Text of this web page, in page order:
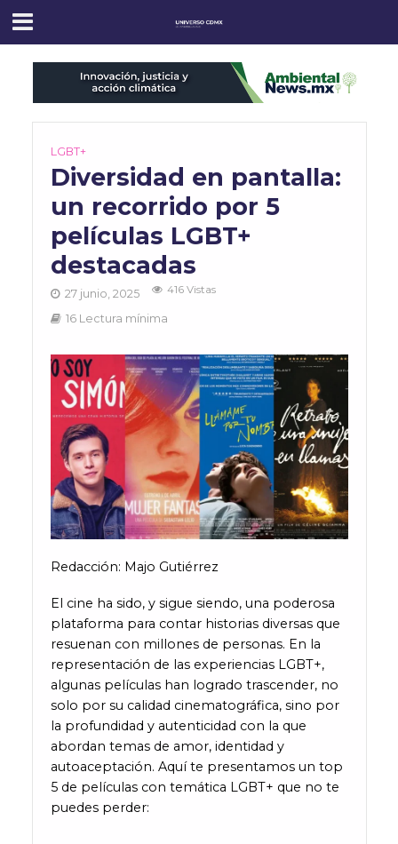
LGBT+
Diversidad en pantalla:
un recorrido por 5
películas LGBT+
destacadas
27 junio, 2025 416 Vistas
16 Lectura mínima
Redacción: Majo Gutiérrez
El cine ha sido, y sigue siendo, una poderosa
plataforma para contar historias diversas que
resuenan con millones de personas. En la
representación de las experiencias LGBT+,
algunas películas han logrado trascender, no
solo por su calidad cinematográfica, sino por
la profundidad y autenticidad con la que
abordan temas de amor, identidad y
autoaceptación. Aquí te presentamos un top
5 de películas con temática LGBT+ que no te
puedes perder: